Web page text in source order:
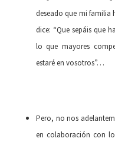
deseado que mi familia
dice: “Que sepáis que
lo que mayores
estaré en vosotros”…
Pero, no nos
en colaboración con